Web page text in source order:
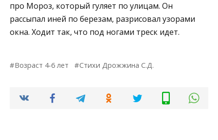
про Мороз, который гуляет по улицам. Он
рассыпал иней по березам, разрисовал узорами
окна. Ходит так, что под ногами треск идет.
Возраст 4-6 лет Стихи Дрожжина С.Д.